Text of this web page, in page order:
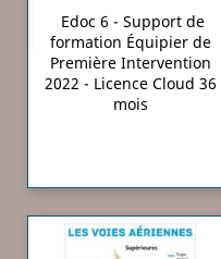
Edoc 6 - Support de
formation Équipier de
Première Intervention
2022 - Licence Cloud 36
mois